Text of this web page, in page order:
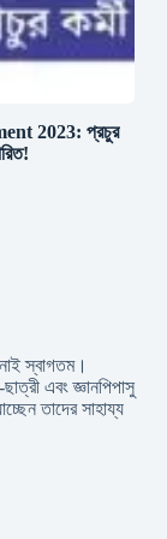
2023: প্রচুর
স্বাগতম।
এবং জ্ঞানপিপাসু
তাদের সাহায্য